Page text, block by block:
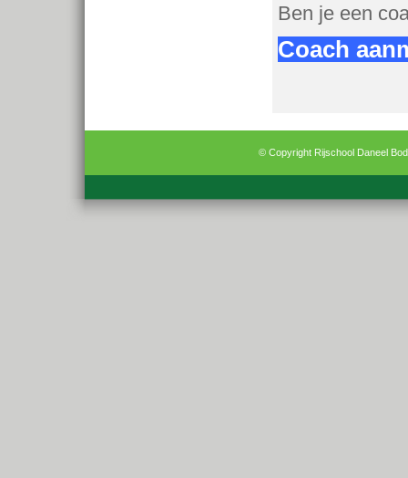
Ben je een
Coach
© Copyright Rijschool Daneel